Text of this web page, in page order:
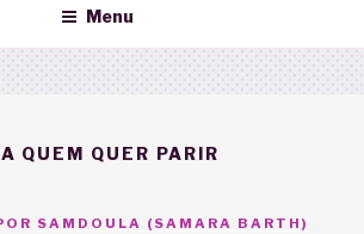
Menu
QUEM QUER PARIR
SAMDOULA (SAMARA BARTH)